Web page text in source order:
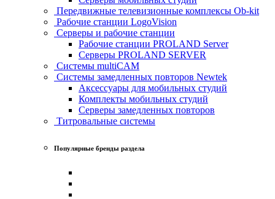
Передвижные телевизионные комплексы Ob-kit
Рабочие станции LogoVision
Серверы и рабочие станции
Рабочие станции PROLAND Server
Серверы PROLAND SERVER
Системы multiCAM
Системы замедленных повторов Newtek
Аксессуары для мобильных студий
Комплекты мобильных студий
Серверы замедленных повторов
Титровальные системы
Популярные бренды раздела